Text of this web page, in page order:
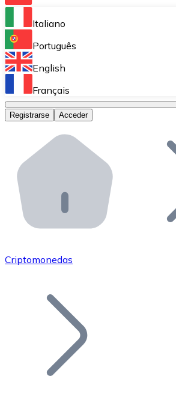
Bitnovo Ramp
Integra nuestra solución en tu
Bitnovo Giftcards
Bitnovo OTC
Bitnovo ATM
Integra un ATM Bitnovo en tu
Bitnovo API
Integra nuestra API en tu
Únete a nuestra red de
Añade tu proyecto a nuestro
Italiano
Português
English
Français
Registrarse Acceder
Criptomonedas